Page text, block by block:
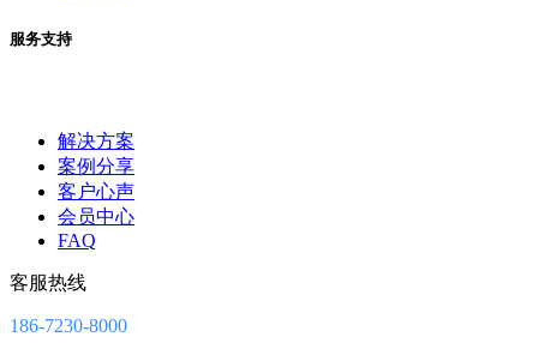
服务支持
解决方案
案例分享
客户心声
会员中心
FAQ
客服热线
186-7230-8000